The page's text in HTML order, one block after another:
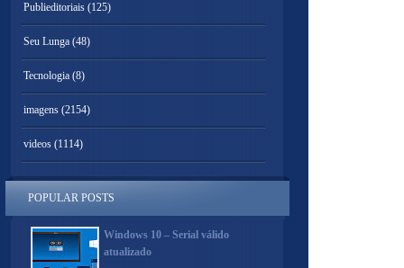
Publieditoriais (125)
Seu Lunga (48)
Tecnologia (8)
imagens (2154)
videos (1114)
POPULAR POSTS
Windows 10 – Serial válido
atualizado